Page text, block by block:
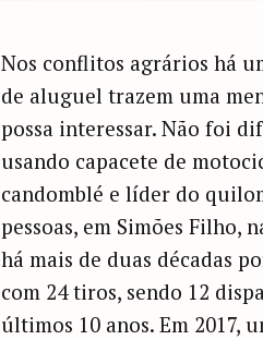
Nos conflitos agrários há
de aluguel trazem uma
possa interessar. Não foi
usando capacete de
candomblé e líder do
pessoas, em Simões Filho,
há mais de duas décadas
com 24 tiros, sendo 12
últimos 10 anos. Em 2017,